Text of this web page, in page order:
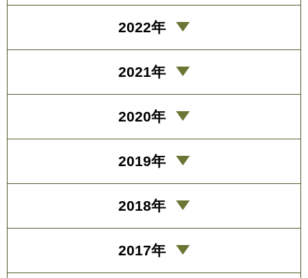
2022年
2021年
2020年
2019年
2018年
2017年